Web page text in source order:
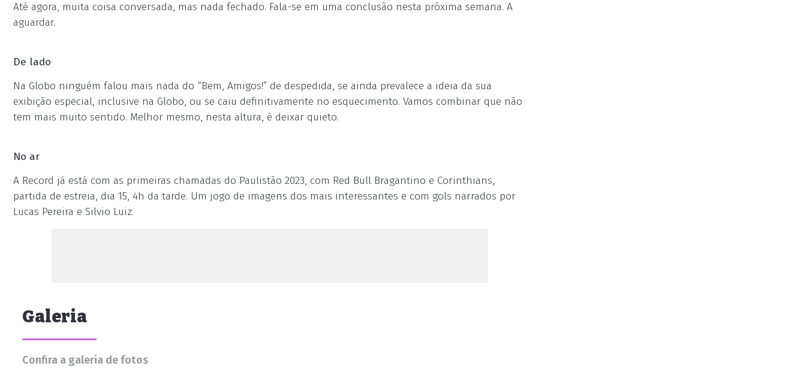
Até agora, muita coisa conversada, mas nada fechado. Fala-se em uma conclusão nesta próxima semana. A
aguardar.
De lado
Na Globo ninguém falou mais nada do “Bem, Amigos!” de despedida, se ainda prevalece a ideia da sua
exibição especial, inclusive na Globo, ou se caiu definitivamente no esquecimento. Vamos combinar que não
tem mais muito sentido. Melhor mesmo, nesta altura, é deixar quieto.
No ar
A Record já está com as primeiras chamadas do Paulistão 2023, com Red Bull Bragantino e Corinthians,
partida de estreia, dia 15, 4h da tarde. Um jogo de imagens dos mais interessantes e com gols narrados por
Lucas Pereira e Silvio Luiz.
Galeria
Confira a galeria de fotos